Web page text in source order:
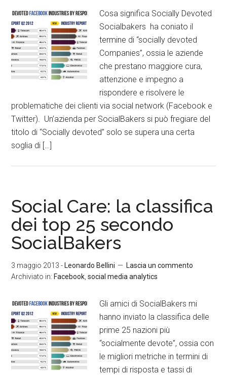
Cosa significa Socially Devoted
Socialbakers ha coniato il
termine di “socially devoted
Companies”, ossia le aziende
che prestano maggiore cura,
attenzione e impegno a
rispondere e risolvere le
problematiche dei clienti via social network (Facebook e
Twitter). Un’azienda per SocialBakers si può fregiare del
titolo di “Socially devoted” solo se supera una certa
soglia di […]
Social Care: la classifica
dei top 25 secondo
SocialBakers
3 maggio 2013 - Leonardo Bellini
Lascia un commento
Archiviato in: Facebook ,social media analytics
Gli amici di SocialBakers mi
hanno inviato la classifica delle
prime 25 nazioni più
“socialmente devote”, ossia con
le migliori metriche in termini di
tempi di risposta e tassi di